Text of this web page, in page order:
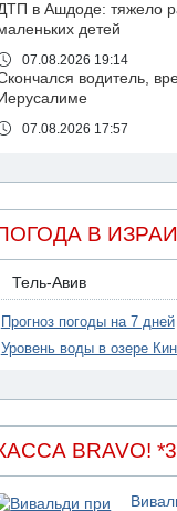
в Ашдоде: тяжело
детей
07.08.2026 19:14
водитель,
Иерусалиме
07.08.2026 17:57
подозреваемого в
с Йоавом
07.08.2026 17:51
БАГАЦ отказался
налоговых льгот для
07.08.2026 17:48
В Иерусалиме водитель
07.08.2026 13:47
армия
В
Тель-Авив
Прогноз погоды на 7 дней
Уровень воды в озере
BRAVO!